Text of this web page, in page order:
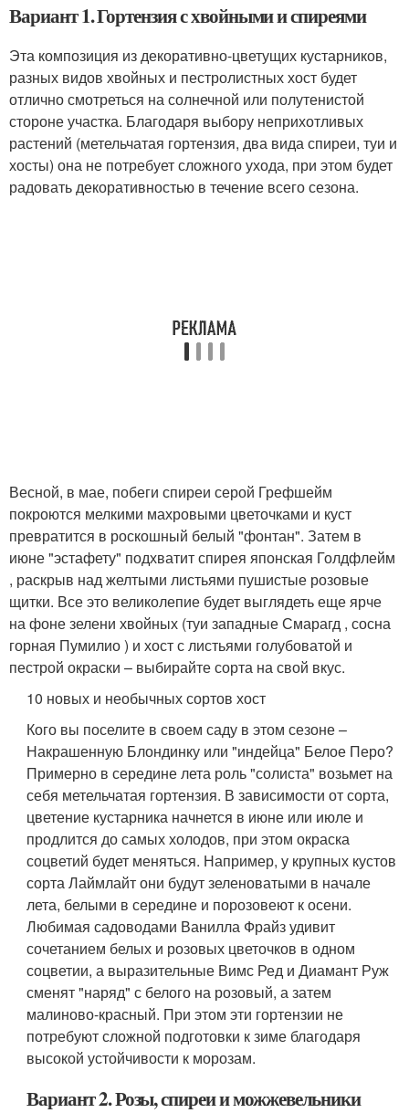
Вариант 1. Гортензия с хвойными и спиреями
Эта композиция из декоративно-цветущих кустарников,
разных видов хвойных и пестролистных хост будет
отлично смотреться на солнечной или полутенистой
стороне участка. Благодаря выбору неприхотливых
растений (метельчатая гортензия, два вида спиреи, туи и
хосты) она не потребует сложного ухода, при этом будет
радовать декоративностью в течение всего сезона.
Весной, в мае, побеги спиреи серой Грефшейм
покроются мелкими махровыми цветочками и куст
превратится в роскошный белый "фонтан". Затем в
июне "эстафету" подхватит спирея японская Голдфлейм
, раскрыв над желтыми листьями пушистые розовые
щитки. Все это великолепие будет выглядеть еще ярче
на фоне зелени хвойных (туи западные Смарагд , сосна
горная Пумилио ) и хост с листьями голубоватой и
пестрой окраски – выбирайте сорта на свой вкус.
10 новых и необычных сортов хост
Кого вы поселите в своем саду в этом сезоне –
Накрашенную Блондинку или "индейца" Белое Перо?
Примерно в середине лета роль "солиста" возьмет на
себя метельчатая гортензия. В зависимости от сорта,
цветение кустарника начнется в июне или июле и
продлится до самых холодов, при этом окраска
соцветий будет меняться. Например, у крупных кустов
сорта Лаймлайт они будут зеленоватыми в начале
лета, белыми в середине и порозовеют к осени.
Любимая садоводами Ванилла Фрайз удивит
сочетанием белых и розовых цветочков в одном
соцветии, а выразительные Вимс Ред и Диамант Руж
сменят "наряд" с белого на розовый, а затем
малиново-красный. При этом эти гортензии не
потребуют сложной подготовки к зиме благодаря
высокой устойчивости к морозам.
Вариант 2. Розы, спиреи и можжевельники